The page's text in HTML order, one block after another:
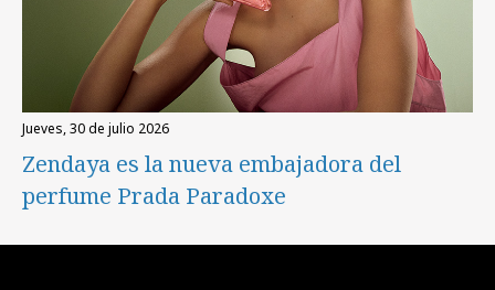
jueves, 30 de julio 2026
Zendaya es la nueva embajadora del
perfume Prada Paradoxe